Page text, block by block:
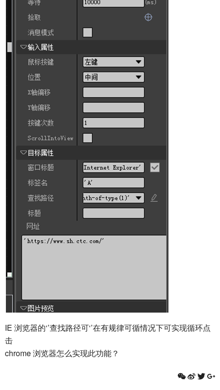
IE 浏览器的‘’查找路径可‘’在有规律可循情况下可实现循环点
击
chrome 浏览器怎么实现此功能？